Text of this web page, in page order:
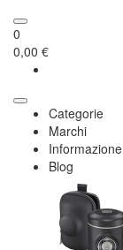
0
0,00 €
Categorie
Marchi
Informazione
Blog